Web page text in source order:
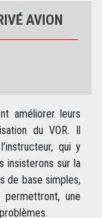
AVION
améliorer leurs
du VOR. Il
qui y
insisterons sur la
de base simples,
permettront, une